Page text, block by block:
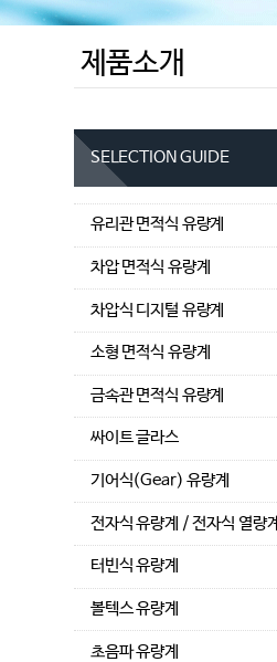
제품소개
SELECTION GUIDE
유리관 면적식 유량계
차압 면적식 유량계
차압식 디지털 유량계
소형 면적식 유량계
금속관 면적식 유량계
싸이트 글라스
기어식(Gear) 유량계
전자식 유량계 / 전자식 열량계
터빈식 유량계
볼텍스 유량계
초음파 유량계